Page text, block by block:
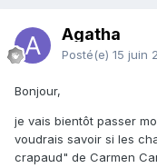
Agatha
Posté(e) 15 juin
Bonjour,
je vais bientôt passer
voudrais savoir si les
crapaud" de Carmen